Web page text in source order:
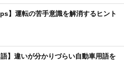
】運転の苦手意識を解消するヒント
語】違いが分かりづらい自動車用語を